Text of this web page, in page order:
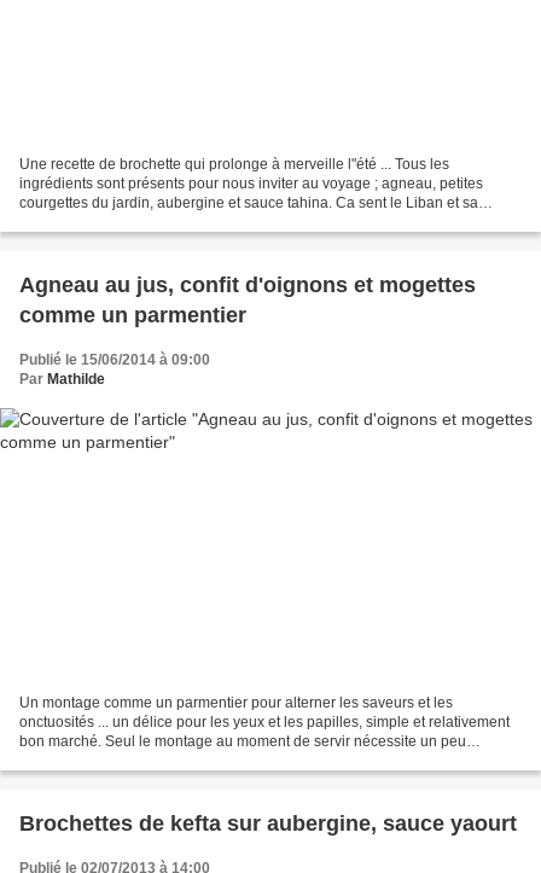
Une recette de brochette qui prolonge à merveille l"été ... Tous les
ingrédients sont présents pour nous inviter au voyage ; agneau, petites
courgettes du jardin, aubergine et sauce tahina. Ca sent le Liban et sa
Agneau au jus, confit d'oignons et mogettes
comme un parmentier
Publié le 15/06/2014 à 09:00
Par Mathilde
Un montage comme un parmentier pour alterner les saveurs et les
onctuosités ... un délice pour les yeux et les papilles, simple et relativement
bon marché. Seul le montage au moment de servir nécessite un peu
Brochettes de kefta sur aubergine, sauce yaourt
Publié le 02/07/2013 à 14:00